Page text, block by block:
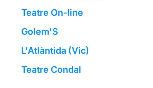
Teatre On-line
Golem'S
L'Atlàntida (Vic)
Teatre Condal